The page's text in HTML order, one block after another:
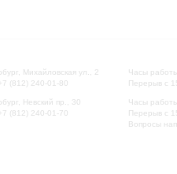
Михайловская ул., 2
(812) 240-01-80
Невский пр., 30
(812) 240-01-70
Часы
Перерыв с
Часы
Перерыв с
Вопросы